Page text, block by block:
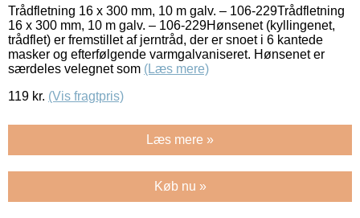
Trådfletning 16 x 300 mm, 10 m galv. – 106-229Trådfletning
16 x 300 mm, 10 m galv. – 106-229Hønsenet (kyllingenet,
trådflet) er fremstillet af jerntråd, der er snoet i 6 kantede
masker og efterfølgende varmgalvaniseret. Hønsenet er
særdeles velegnet som (Læs mere)
119 kr. (Vis fragtpris)
Læs mere »
Køb nu »